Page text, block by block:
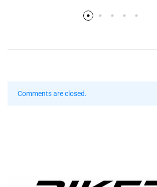
Comments are closed.